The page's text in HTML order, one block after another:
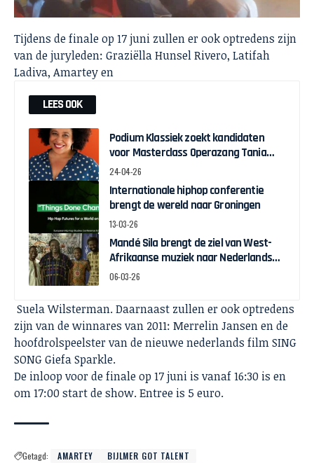
Tijdens de finale op 17 juni zullen er ook optredens zijn
van de juryleden: Graziëlla Hunsel Rivero, Latifah
Ladiva, Amartey en
LEES OOK
Podium Klassiek zoekt kandidaten
voor Masterclass Operazang Tania
Kross
24-04-26
Internationale hiphop conferentie
brengt de wereld naar Groningen
13-03-26
Mandé Sila brengt de ziel van West-
Afrikaanse muziek naar Nederlands
podium
06-03-26
Suela Wilsterman. Daarnaast zullen er ook optredens
zijn van de winnares van 2011: Merrelin Jansen en de
hoofdrolspeelster van de nieuwe nederlands film SING
SONG Giefa Sparkle.
De inloop voor de finale op 17 juni is vanaf 16:30 is en
om 17:00 start de show. Entree is 5 euro.
Getagd: AMARTEY
BIJLMER GOT TALENT